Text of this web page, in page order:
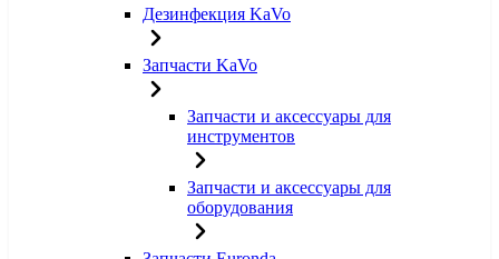
Дезинфекция KaVo
Запчасти KaVo
Запчасти и аксессуары для
инструментов
Запчасти и аксессуары для
оборудования